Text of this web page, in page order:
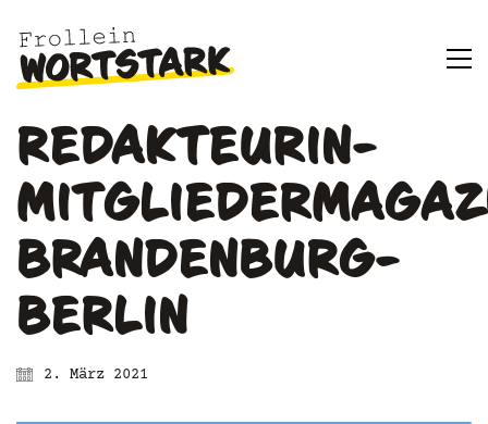
REDAKTEURIN-
BRANDENBURG-
BERLIN
2. März 2021